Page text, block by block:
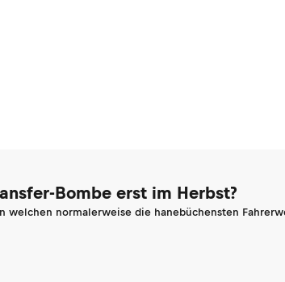
Bombe erst im Herbst?
welchen normalerweise die hanebüchensten